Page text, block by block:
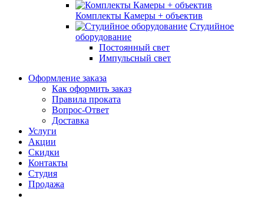
Комплекты Камеры + объектив
Студийное
оборудование
Постоянный свет
Импульсный свет
Оформление заказа
Как оформить заказ
Правила проката
Вопрос-Ответ
Доставка
Услуги
Акции
Скидки
Контакты
Студия
Продажа